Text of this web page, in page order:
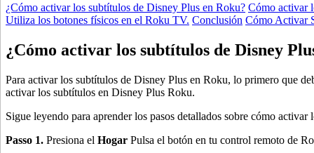
¿Cómo activar los subtítulos de Disney Plus en Roku? Cómo activar
Utiliza los botones físicos en el Roku TV. Conclusión Cómo Activar
¿Cómo activar los subtítulos de Disney
Para activar los subtítulos de Disney Plus en Roku, lo primero que
activar los subtítulos en Disney Plus Roku.
Sigue leyendo para aprender los pasos detallados sobre cómo
Passo 1. Presiona el Hogar Pulsa el botón en tu control remoto de